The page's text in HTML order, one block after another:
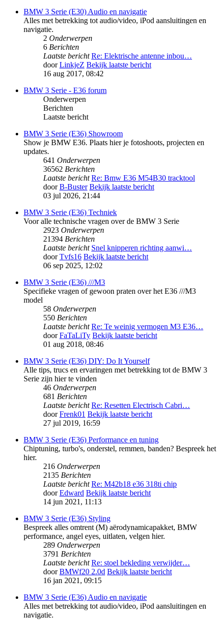
BMW 3 Serie (E30) Audio en navigatie
Alles met betrekking tot audio/video, iPod aansluitingen en
navigatie.
2 Onderwerpen
6 Berichten
Laatste bericht Re: Elektrische antenne inbou…
doorLinkjeZ Bekijk laatste bericht
16 aug 2017, 08:42
BMW 3 Serie - E36 forum
Onderwerpen
Berichten
Laatste bericht
BMW 3 Serie (E36) Showroom
Show je BMW E36. Plaats hier je fotoshoots, projecten en
updates.
641 Onderwerpen
36562 Berichten
Laatste bericht Re: Bmw E36 M54B30 tracktool
doorB-Buster Bekijk laatste bericht
03 jul 2026, 21:44
BMW 3 Serie (E36) Techniek
Voor alle technische vragen over de BMW 3 Serie
2923 Onderwerpen
21394 Berichten
Laatste bericht Snel knipperen richting aanwi…
doorTvfs16 Bekijk laatste bericht
06 sep 2025, 12:02
BMW 3 Serie (E36) ///M3
Specifieke vragen of gewoon praten over het E36 ///M3
model
58 Onderwerpen
550 Berichten
Laatste bericht Re: Te weinig vermogen M3 E36…
doorFaTaLiTy Bekijk laatste bericht
01 aug 2018, 08:46
BMW 3 Serie (E36) DIY: Do It Yourself
Alle tips, trucs en ervaringen met betrekking tot de BMW 3
Serie zijn hier te vinden
46 Onderwerpen
681 Berichten
Laatste bericht Re: Resetten Electrisch Cabri…
doorFrenk01 Bekijk laatste bericht
27 jul 2019, 16:59
BMW 3 Serie (E36) Performance en tuning
Chiptuning, turbo's, onderstel, remmen, banden? Bespreek het
hier.
216 Onderwerpen
2135 Berichten
Laatste bericht Re: M42b18 e36 318ti chip
doorEdward Bekijk laatste bericht
14 jun 2021, 11:13
BMW 3 Serie (E36) Styling
Bespreek alles omtrent (M) aërodynamicapakket, BMW
performance, angel eyes, uitlaten, velgen hier.
289 Onderwerpen
3791 Berichten
Laatste bericht Re: stoel bekleding verwijder…
doorBMWf20 2.0d Bekijk laatste bericht
16 jan 2021, 09:15
BMW 3 Serie (E36) Audio en navigatie
Alles met betrekking tot audio/video, iPod aansluitingen en
navigatie.